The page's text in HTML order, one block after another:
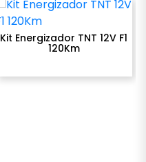
Kit Energizador TNT 12V F1
120Km